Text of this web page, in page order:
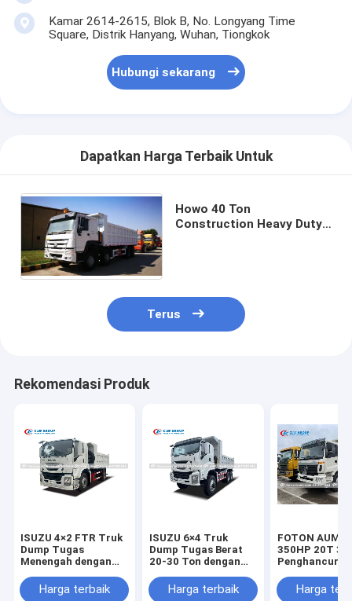
Kamar 2614-2615, Blok B, No. Longyang Time
Square, Distrik Hanyang, Wuhan, Tiongkok
Hubungi sekarang
Dapatkan Harga Terbaik Untuk
Howo 40 Ton
Construction Heavy Duty
Terus
Rekomendasi Produk
ISUZU 4×2 FTR Truk
Dump Tugas
Menengah dengan
Meter Kubik dan
Mesin 220-280 HP
Harga terbaik
ISUZU 6×4 Truk
Dump Tugas Berat
20-30 Ton dengan
Tinggi untuk Beban
Berat
Harga terbaik
FOTON
350HP 20T
Penghancur
Harga